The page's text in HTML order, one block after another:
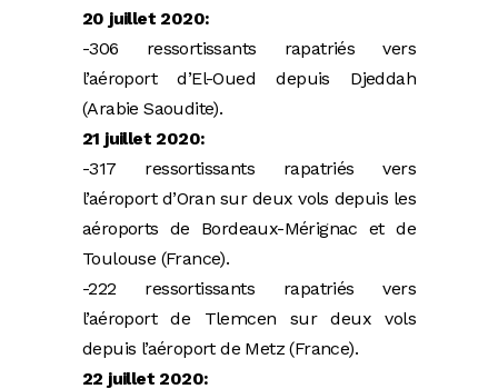
20 juillet 2020:
-306 ressortissants rapatriés vers
l’aéroport d’El-Oued depuis Djeddah
(Arabie Saoudite).
21 juillet 2020:
-317 ressortissants rapatriés vers
l’aéroport d’Oran sur deux vols depuis les
aéroports de Bordeaux-Mérignac et de
Toulouse (France).
-222 ressortissants rapatriés vers
l’aéroport de Tlemcen sur deux vols
depuis l’aéroport de Metz (France).
22 juillet 2020: